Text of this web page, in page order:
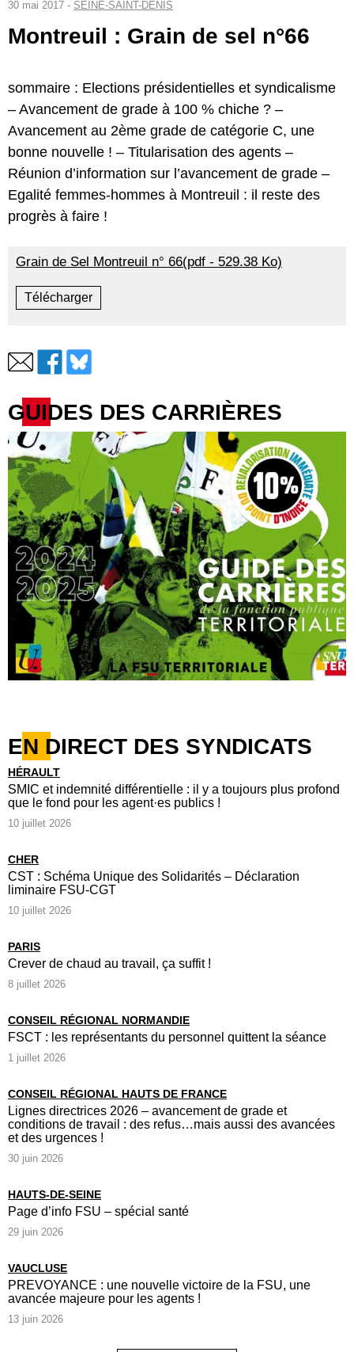
30 mai 2017 - SEINE-SAINT-DENIS
Montreuil : Grain de sel n°66
sommaire : Elections présidentielles et syndicalisme
– Avancement de grade à 100 % chiche ? –
Avancement au 2ème grade de catégorie C, une
bonne nouvelle ! – Titularisation des agents –
Réunion d’information sur l’avancement de grade –
Egalité femmes-hommes à Montreuil : il reste des
progrès à faire !
Grain de Sel Montreuil n° 66(pdf - 529.38 Ko)
Télécharger
GUIDES DES CARRIÈRES
EN DIRECT DES SYNDICATS
HÉRAULT
SMIC et indemnité différentielle : il y a toujours plus profond
que le fond pour les agent·es publics !
10 juillet 2026
CHER
CST : Schéma Unique des Solidarités – Déclaration
liminaire FSU-CGT
10 juillet 2026
PARIS
Crever de chaud au travail, ça suffit !
8 juillet 2026
CONSEIL RÉGIONAL NORMANDIE
FSCT : les représentants du personnel quittent la séance
1 juillet 2026
CONSEIL RÉGIONAL HAUTS DE FRANCE
Lignes directrices 2026 – avancement de grade et
conditions de travail : des refus…mais aussi des avancées
et des urgences !
30 juin 2026
HAUTS-DE-SEINE
Page d’info FSU – spécial santé
29 juin 2026
VAUCLUSE
PREVOYANCE : une nouvelle victoire de la FSU, une
avancée majeure pour les agents !
13 juin 2026